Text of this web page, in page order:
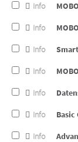
Info
Info
Info
Info
Info
Info
Info